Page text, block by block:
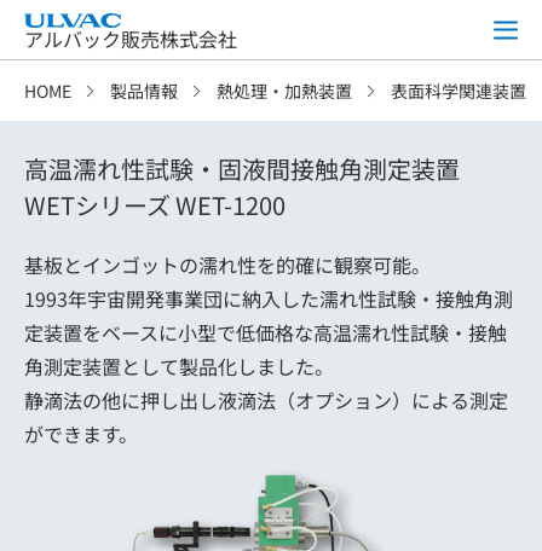
アルバック販売株式会社
HOME 製品情報 熱処理・加熱装置 表面科学関連装置
高温濡れ性試験・固液間接触角測定装置
WETシリーズ WET-1200
基板とインゴットの濡れ性を的確に観察可能。
1993年宇宙開発事業団に納入した濡れ性試験・接触角測
定装置をベースに小型で低価格な高温濡れ性試験・接触
角測定装置として製品化しました。
静滴法の他に押し出し液滴法（オプション）による測定
ができます。